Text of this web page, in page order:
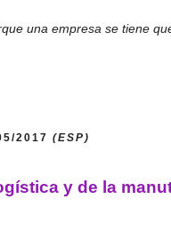
una empresa se tiene
2017 (ESP)
y de la